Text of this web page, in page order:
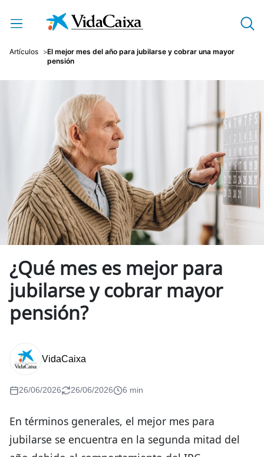
Saltar al contenido principal
Artículos
El mejor mes del año para jubilarse y cobrar una mayor
pensión
¿Qué mes es mejor para
jubilarse y cobrar mayor
pensión?
VidaCaixa
26/06/2026 26/06/2026 6 min
En términos generales, el mejor mes para
jubilarse se encuentra en la segunda mitad del